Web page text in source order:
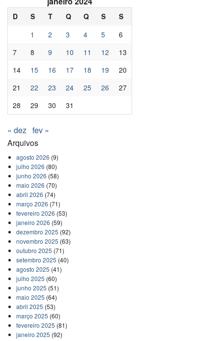
D S T Q Q S
S
1
2 3 4 5
6
7
8 9 10 11 12
13
14
15 16 17 18 19
20
21
22 23 24 25 26
27
28
29 30 31
« dez fev »
Arquivos
agosto 2026 (9)
julho 2026 (80)
junho 2026 (58)
maio 2026 (70)
abril 2026 (74)
março 2026 (71)
fevereiro 2026 (53)
janeiro 2026 (59)
dezembro 2025 (92)
novembro 2025 (63)
outubro 2025 (71)
setembro 2025 (40)
agosto 2025 (41)
julho 2025 (60)
junho 2025 (51)
maio 2025 (64)
abril 2025 (53)
março 2025 (60)
fevereiro 2025 (81)
janeiro 2025 (92)